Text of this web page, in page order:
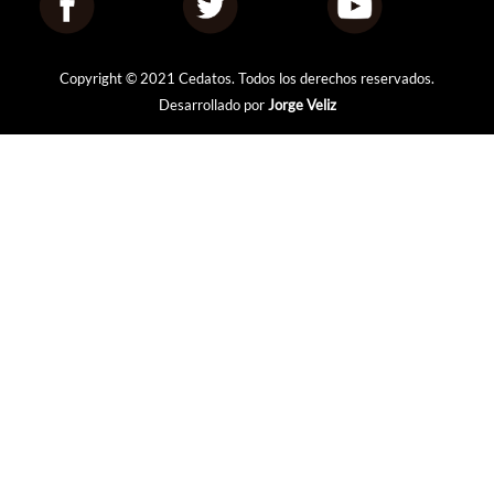
Copyright © 2021 Cedatos. Todos los derechos reservados.
Desarrollado porJorge Veliz